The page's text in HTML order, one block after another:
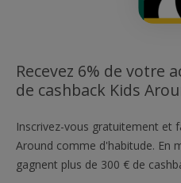
Recevez 6% de votre
de cashback Kids
Inscrivez-vous gratuitement et
Around comme d'habitude. En
gagnent plus de 300 € de